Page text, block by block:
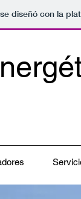
diseñó con la